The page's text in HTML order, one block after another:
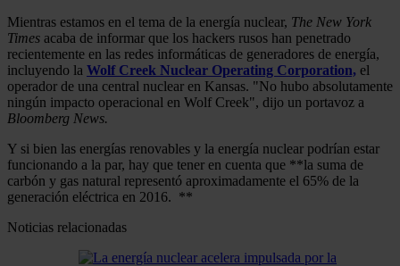
Mientras estamos en el tema de la energía nuclear, The New York
Times acaba de informar que los hackers rusos han penetrado
recientemente en las redes informáticas de generadores de energía,
incluyendo la Wolf Creek Nuclear Operating Corporation, el
operador de una central nuclear en Kansas. "No hubo absolutamente
ningún impacto operacional en Wolf Creek", dijo un portavoz a
Bloomberg News.
Y si bien las energías renovables y la energía nuclear podrían estar
funcionando a la par, hay que tener en cuenta que **la suma de
carbón y gas natural representó aproximadamente el 65% de la
generación eléctrica en 2016. **
Noticias relacionadas